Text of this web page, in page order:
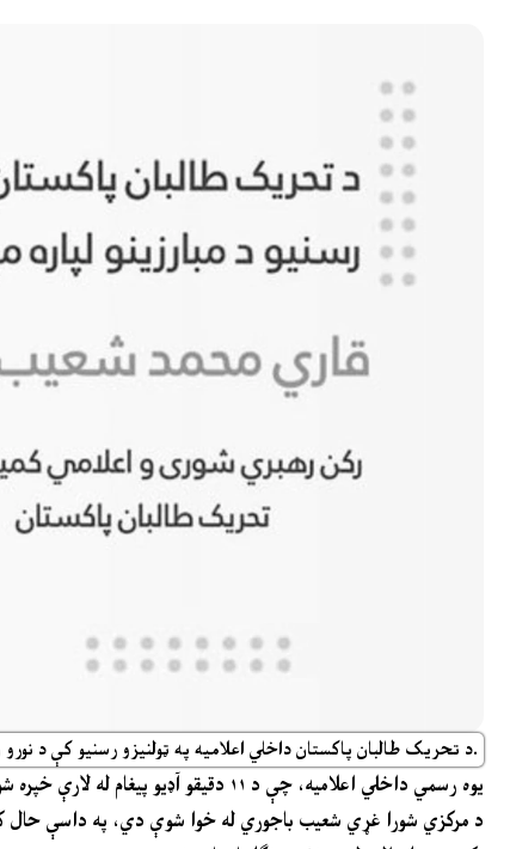
د تحریک طالبان پاکستان داخلي اعلامیه په ټولنیزو رسنیو کې د نورو وسله والو ډلو په هدف د پوستونو د محدودولو غوښتنه کوي.